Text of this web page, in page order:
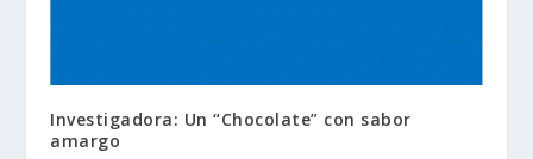
Investigadora: Un “Chocolate” con sabor
amargo